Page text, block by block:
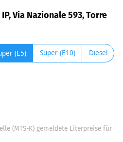
Via Nazionale 593, Torre
(E5) Super (E10) Diesel
(MTS-K) gemeldete Literpreise für